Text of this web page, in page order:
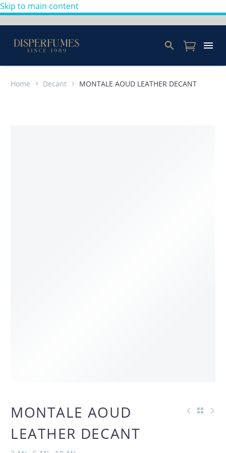
Skip to main content
Home Decant MONTALE AOUD LEATHER DECANT
MONTALE AOUD
LEATHER DECANT